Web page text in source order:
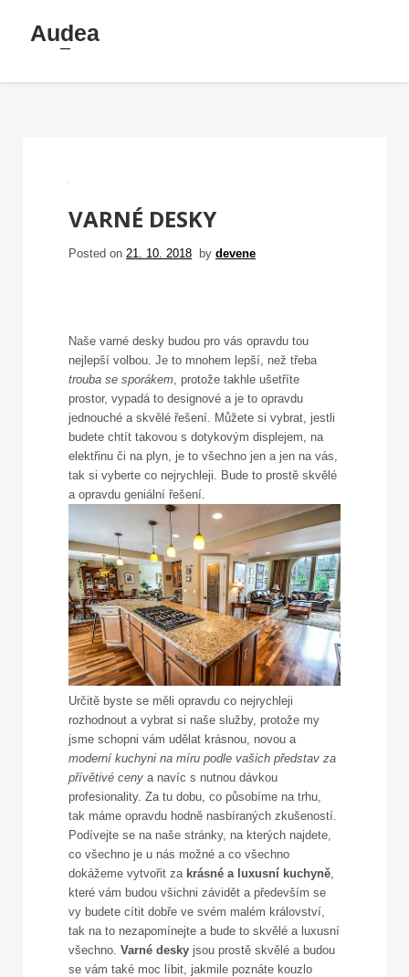
Audea
VARNÉ DESKY
Posted on 21. 10. 2018 by devene
Naše varné desky budou pro vás opravdu tou
nejlepší volbou. Je to mnohem lepší, než třeba
trouba se sporákem , protože takhle ušetříte
prostor, vypadá to designové a je to opravdu
jednouché a skvělé řešení. Můžete si vybrat, jestli
budete chtít takovou s dotykovým displejem, na
elektřinu či na plyn, je to všechno jen a jen na vás,
tak si vyberte co nejrychleji. Bude to prostě skvělé
a opravdu geniální řešení.
Určitě byste se měli opravdu co nejrychleji
rozhodnout a vybrat si naše služby, protože my
jsme schopni vám udělat krásnou, novou a
moderní kuchyni na míru podle vašich představ za
přívětivé ceny a navíc s nutnou dávkou
profesionality. Za tu dobu, co působíme na trhu,
tak máme opravdu hodně nasbíraných zkušeností.
Podívejte se na naše stránky, na kterých najdete,
co všechno je u nás možné a co všechno
dokážeme vytvořit za krásné a luxusní kuchyně
které vám budou všichni závidět a především se
vy budete cítit dobře ve svém malém království,
tak na to nezapomínejte a bude to skvělé a luxusní
všechno. Varné desky jsou prostě skvělé a budou
se vám také moc líbit, jakmile poznáte kouzlo